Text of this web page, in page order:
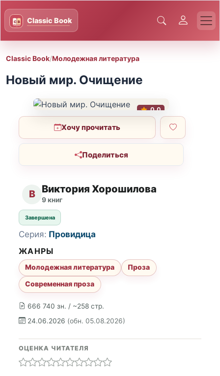
Classic Book/Молодежная литература
Новый мир. Очищение
0.0
Хочу прочитать
Поделиться
В Виктория Хорошилова
9 книг
Завершена
666 740 зн. / ~258 стр.
24.06.2026 (обн. 05.08.2026)
Серия: Провидица
ЖАНРЫ
Молодежная литература
Проза
Современная проза
ОЦЕНКА ЧИТАТЕЛЯ